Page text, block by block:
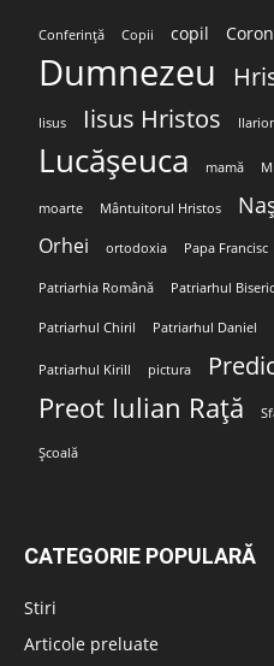
Conferință Copii copil
Dumnezeu
Iisus Iisus Hristos
Lucășeuca mamă
moarte Mântuitorul Hristos
Orhei ortodoxia Papa Francisc
Patriarhia Română Patriarhul
Patriarhul Chiril Patriarhul Daniel
Patriarhul Kirill pictura
Preot Iulian Rață
Școală
CATEGORIE POPULARĂ
Stiri
Articole preluate